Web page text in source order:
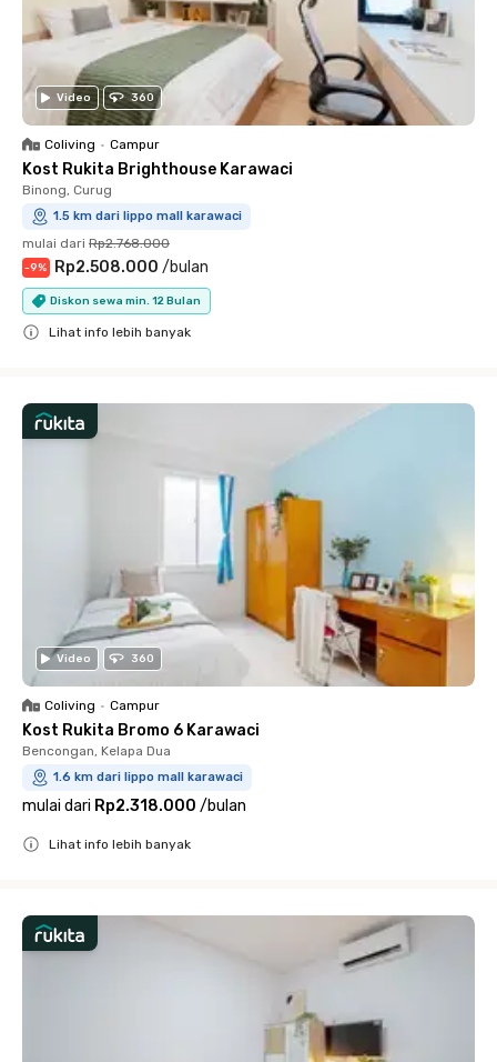
Video 360
Coliving • Campur
Kost Rukita Brighthouse Karawaci
Binong, Curug
1.5 km dari lippo mall karawaci
mulai dari Rp2.768.000
-9% Rp2.508.000 /bulan
Diskon sewa min. 12 Bulan
Lihat info lebih banyak
Video 360
Coliving • Campur
Kost Rukita Bromo 6 Karawaci
Bencongan, Kelapa Dua
1.6 km dari lippo mall karawaci
mulai dari Rp2.318.000 /bulan
Lihat info lebih banyak